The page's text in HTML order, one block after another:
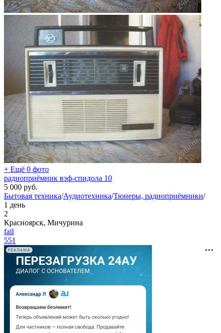
+ Ещё 0 фото
радиоприёмник вэф-спидола 10
5 000 руб.
Бытовая техника/Аудиотехника/Тюнеры, радиоприёмники/
1 день
2
Красноярск, Мичурина
fail
551
РЕКЛАМА